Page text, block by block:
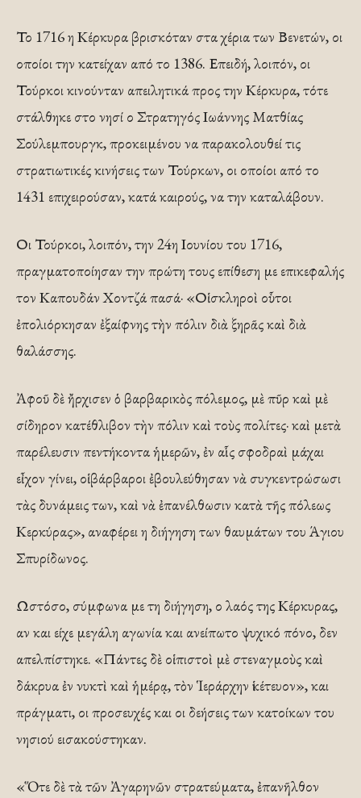
Το 1716 η Κέρκυρα βρισκόταν στα χέρια των Βενετών, οι
οποίοι την κατείχαν από το 1386. Επειδή, λοιπόν, οι
Τούρκοι κινούνταν απειλητικά προς την Κέρκυρα, τότε
στάλθηκε στο νησί ο Στρατηγός Ιωάννης Ματθίας
Σούλεμπουργκ, προκειμένου να παρακολουθεί τις
στρατιωτικές κινήσεις των Τούρκων, οι οποίοι από το
1431 επιχειρούσαν, κατά καιρούς, να την καταλάβουν.
Οι Τούρκοι, λοιπόν, την 24η Ιουνίου του 1716,
πραγματοποίησαν την πρώτη τους επίθεση με επικεφαλής
τον Καπουδάν Χοντζά πασά· «Οἱ σκληροὶ οὗτοι
ἐπολιόρκησαν ἐξαίφνης τὴν πόλιν διὰ ξηρᾶς καὶ διὰ
θαλάσσης.
Ἀφοῦ δὲ ἤρχισεν ὁ βαρβαρικὸς πόλεμος, μὲ πῦρ καὶ μὲ
σίδηρον κατέθλιβον τὴν πόλιν καὶ τοὺς πολίτες· καὶ μετὰ
παρέλευσιν πεντήκοντα ἡμερῶν, ἐν αἷς σφοδραὶ μάχαι
εἶχον γίνει, οἱ βάρβαροι ἐβουλεύθησαν νὰ συγκεντρώσωσι
τὰς δυνάμεις των, καὶ νὰ ἐπανέλθωσιν κατὰ τῆς πόλεως
Κερκύρας», αναφέρει η διήγηση των θαυμάτων του Άγιου
Σπυρίδωνος.
Ωστόσο, σύμφωνα με τη διήγηση, ο λαός της Κέρκυρας,
αν και είχε μεγάλη αγωνία και ανείπωτο ψυχικό πόνο, δεν
απελπίστηκε. «Πάντες δὲ οἱ πιστοὶ μὲ στεναγμοὺς καὶ
δάκρυα ἐν νυκτὶ καὶ ἡμέρᾳ, τὸν Ἱεράρχην ἱκέτευον», και
πράγματι, οι προσευχές και οι δεήσεις των κατοίκων του
νησιού εισακούστηκαν.
«Ὅτε δὲ τὰ τῶν Ἀγαρηνῶν στρατεύματα, ἐπανῆλθον